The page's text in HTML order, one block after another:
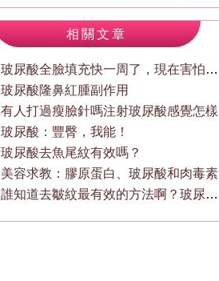
相關文章
玻尿酸全臉填充快一周了，現在害怕打得是假
玻尿酸隆鼻紅腫副作用
有人打過瘦臉針嗎注射玻尿酸感覺怎樣
玻尿酸：豐臀，我能！
玻尿酸去魚尾紋有效嗎？
美容求教：膠原蛋白、玻尿酸和肉毒素
誰知道去皺紋最有效的方法啊？玻尿酸是去皺